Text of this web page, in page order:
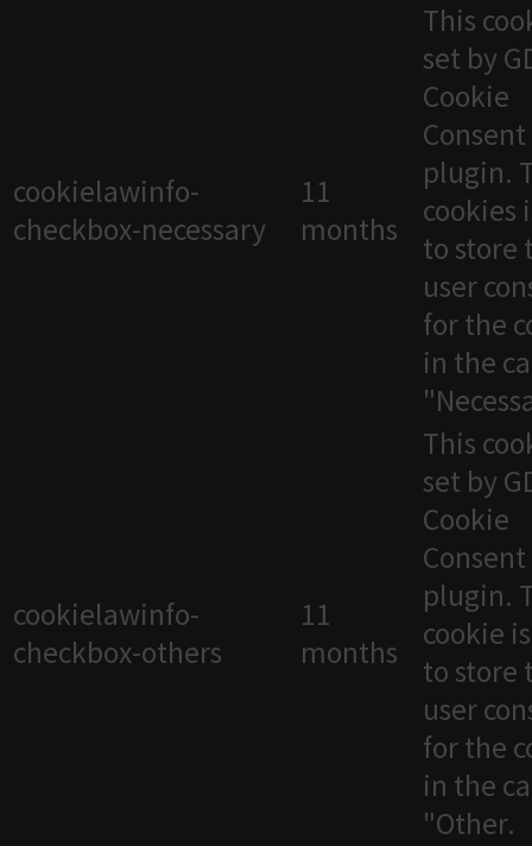
cookielawinfo-
checkbox-necessary
11
months
This
set by
Cookie
Consent
plugin.
cookies
to store
user
for the
in the
cookielawinfo-
checkbox-others
11
months
This
set by
Cookie
Consent
plugin.
cookie
to store
user
for the
in the
"Other.